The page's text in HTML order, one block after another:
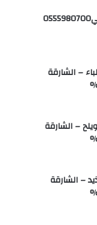
– الشارقة
– الشارقة
– الشارقة